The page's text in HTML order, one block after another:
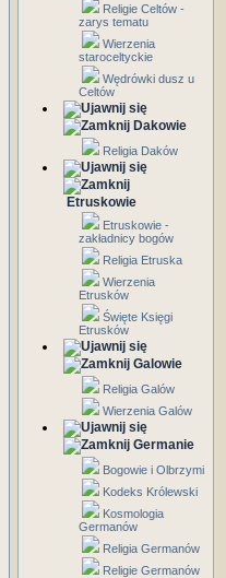
Religie Celtów -
zarys tematu
Wierzenia
staroceltyckie
Wędrówki dusz u
Celtów
Dakowie
Religia Daków
Etruskowie
Etruskowie -
zakładnicy bogów
Religia Etruska
Wierzenia
Etrusków
Święte Księgi
Etrusków
Galowie
Religia Galów
Wierzenia Galów
Germanie
Bogowie i Olbrzymi
Kodeks Królewski
Kosmologia
Germanów
Religia Germanów
Religie Germanów